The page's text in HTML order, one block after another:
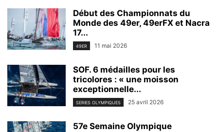
Début des Championnats du
Monde des 49er, 49erFX et Nacra
17...
49ER 11 mai 2026
SOF. 6 médailles pour les
tricolores : « une moisson
exceptionnelle...
SERIES OLYMPIQUES 25 avril 2026
57e Semaine Olympique